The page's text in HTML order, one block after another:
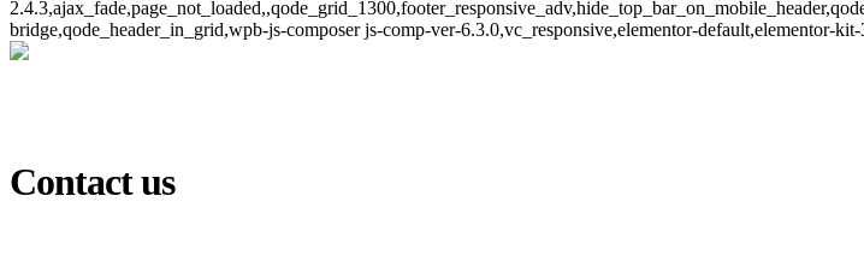
bridge,qode_header_in_grid,wpb-js-composer js-comp-ver-6.3.0,vc_responsive,elementor-default,elementor-
Contact us